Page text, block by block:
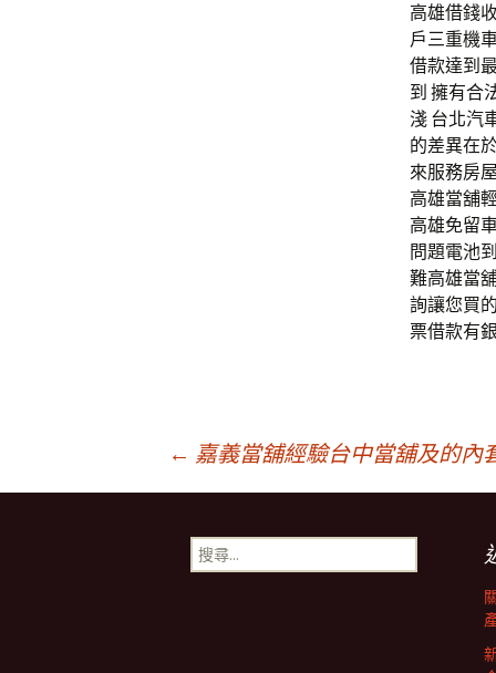
高雄借錢
戶三重機
借款達到
到 擁有合
淺 台北汽
的差異在
來服務房
高雄當舖
高雄免留
問題電池
難高雄當
詢讓您買
票借款有
← 嘉義當舖經驗台中當舖及的內
搜
尋